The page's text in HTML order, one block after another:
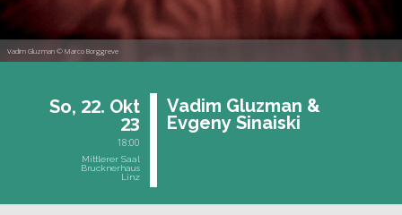
Vadim Gluzman © Marco Borggreve
So, 22. Okt
23
18:00
Mittlerer Saal
Brucknerhaus
Linz
Vadim Gluz­man &
Ev­geny Si­nai­ski